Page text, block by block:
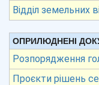
Відділ земельних
ОПРИЛЮДНЕНІ
Розпорядження
Проєкти рішень